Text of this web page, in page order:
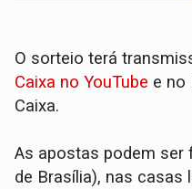
O sorteio terá
Caixa no YouTube e no
Caixa.
As apostas podem ser
de Brasília), nas casas